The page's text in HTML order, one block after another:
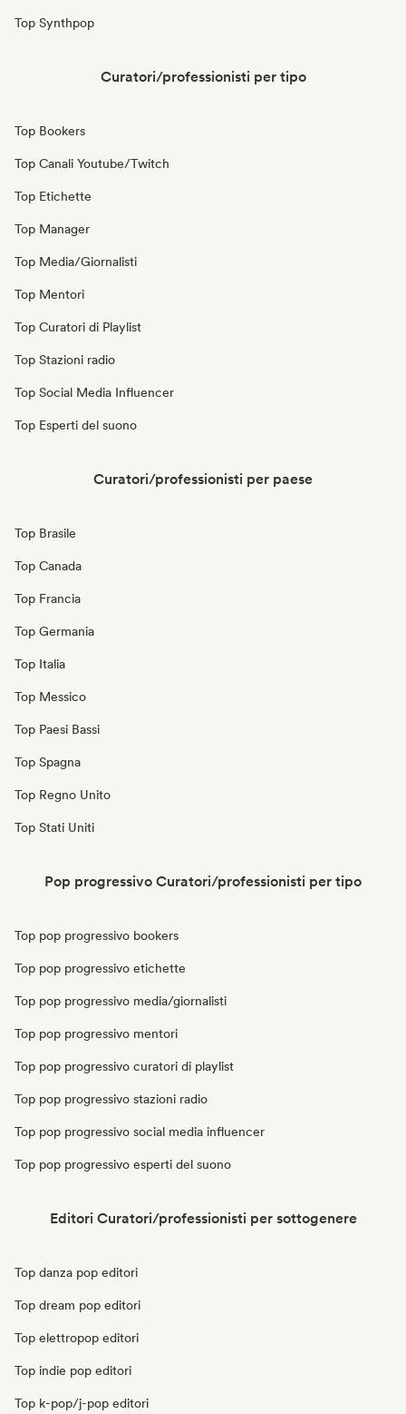
Top Synthpop
Curatori/professionisti per tipo
Top Bookers
Top Canali Youtube/Twitch
Top Etichette
Top Manager
Top Media/Giornalisti
Top Mentori
Top Curatori di Playlist
Top Stazioni radio
Top Social Media Influencer
Top Esperti del suono
Curatori/professionisti per paese
Top Brasile
Top Canada
Top Francia
Top Germania
Top Italia
Top Messico
Top Paesi Bassi
Top Spagna
Top Regno Unito
Top Stati Uniti
Pop progressivo Curatori/professionisti per tipo
Top pop progressivo bookers
Top pop progressivo etichette
Top pop progressivo media/giornalisti
Top pop progressivo mentori
Top pop progressivo curatori di playlist
Top pop progressivo stazioni radio
Top pop progressivo social media influencer
Top pop progressivo esperti del suono
Editori Curatori/professionisti per sottogenere
Top danza pop editori
Top dream pop editori
Top elettropop editori
Top indie pop editori
Top k-pop/j-pop editori